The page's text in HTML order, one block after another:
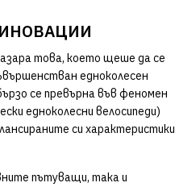
това, което щеше да се
едноколесен
се превърна във феномен
едноколесни велосипеди)
си характеристики
пътуващи, така и